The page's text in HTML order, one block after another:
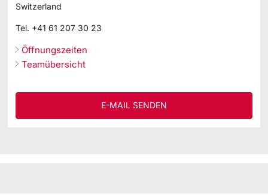
Switzerland
Tel. +41 61 207 30 23
Öffnungszeiten
Teamübersicht
E-MAIL SENDEN